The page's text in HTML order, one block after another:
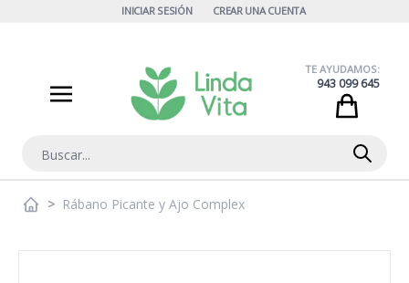
INICIAR SESIÓN CREAR UNA CUENTA
Buscar
TE AYUDAMOS:
943 099 645
> Rábano Picante y Ajo Complex